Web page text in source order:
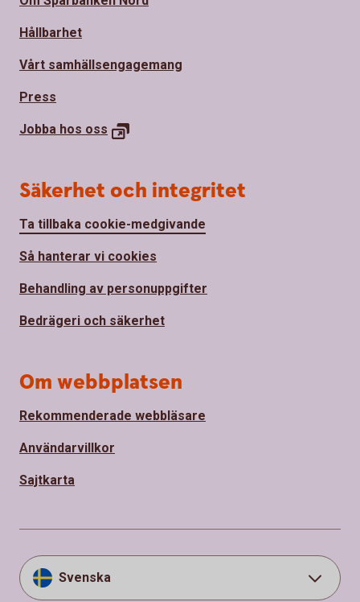
Hållbarhet
Vårt samhällsengagemang
Press
Jobba hos oss
Säkerhet och integritet
Ta tillbaka cookie-medgivande
Så hanterar vi cookies
Behandling av personuppgifter
Bedrägeri och säkerhet
Om webbplatsen
Rekommenderade webbläsare
Användarvillkor
Sajtkarta
Svenska